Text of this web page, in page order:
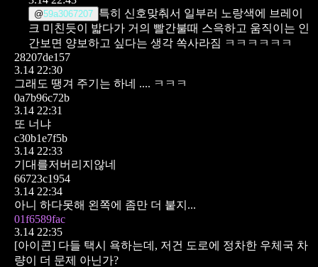
@59a3067207 특히 신호맞춰서 일부러 노랑색에 브레이
크 미친듯이 밟다가 거의 빨간불때 스윽하고 움직이는 인
간보면 양보하고 싶다는 생각 쏙사라짐 ㅋㅋㅋㅋㅋㅋ
28207de157
3.14 22:30
그래도 땡겨 주기는 하네 .... ㅋㅋㅋ
0a7b96c72b
3.14 22:31
또 너냐
c30b1e7f5b
3.14 22:33
기대를저버리지않네
66723c1954
3.14 22:34
아니 하다못해 왼쪽에 좀만 더 붙지...
01f6589fac
3.14 22:35
[아이콘] 다들 택시 욕하는데, 저건 도로에 정차한 우체국 차
량이 더 문제 아닌가?